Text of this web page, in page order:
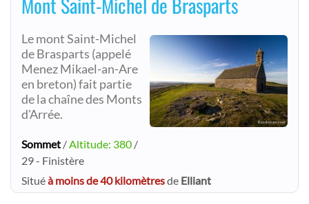
Le mont Saint-Michel
de Brasparts (appelé
Menez Mikael-an-Are
en breton) fait partie
de la chaîne des Monts
d'Arrée.
Sommet /Altitude: 380 /
29 - Finistère
Situéà moins de 40 kilomètresde Elliant